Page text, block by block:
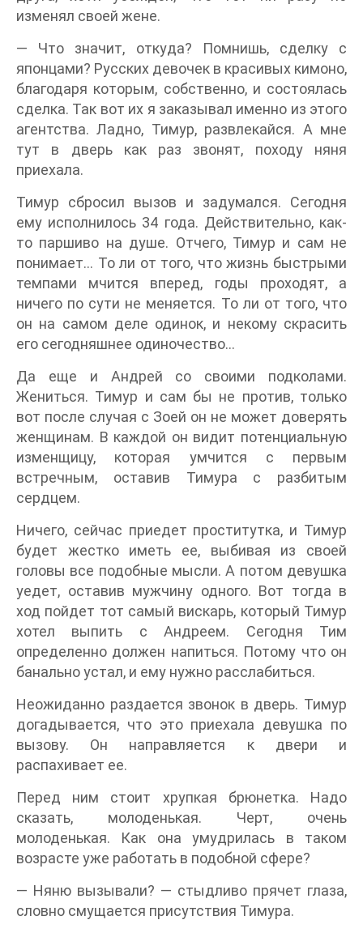
изменял своей жене.
— Что значит, откуда? Помнишь, сделку с
японцами? Русских девочек в красивых кимоно,
благодаря которым, собственно, и состоялась
сделка. Так вот их я заказывал именно из этого
агентства. Ладно, Тимур, развлекайся. А мне
тут в дверь как раз звонят, походу няня
приехала.
Тимур сбросил вызов и задумался. Сегодня
ему исполнилось 34 года. Действительно, как-
то паршиво на душе. Отчего, Тимур и сам не
понимает… То ли от того, что жизнь быстрыми
темпами мчится вперед, годы проходят, а
ничего по сути не меняется. То ли от того, что
он на самом деле одинок, и некому скрасить
его сегодняшнее одиночество…
Да еще и Андрей со своими подколами.
Жениться. Тимур и сам бы не против, только
вот после случая с Зоей он не может доверять
женщинам. В каждой он видит потенциальную
изменщицу, которая умчится с первым
встречным, оставив Тимура с разбитым
сердцем.
Ничего, сейчас приедет проститутка, и Тимур
будет жестко иметь ее, выбивая из своей
головы все подобные мысли. А потом девушка
уедет, оставив мужчину одного. Вот тогда в
ход пойдет тот самый вискарь, который Тимур
хотел выпить с Андреем. Сегодня Тим
определенно должен напиться. Потому что он
банально устал, и ему нужно расслабиться.
Неожиданно раздается звонок в дверь. Тимур
догадывается, что это приехала девушка по
вызову. Он направляется к двери и
распахивает ее.
Перед ним стоит хрупкая брюнетка. Надо
сказать, молоденькая. Черт, очень
молоденькая. Как она умудрилась в таком
возрасте уже работать в подобной сфере?
— Няню вызывали? — стыдливо прячет глаза,
словно смущается присутствия Тимура.